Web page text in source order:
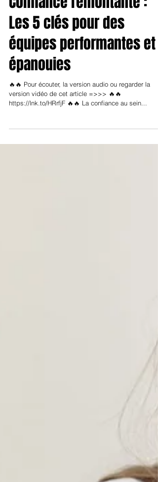
Confiance remontante :
Les 5 clés pour des
équipes performantes et
épanouies
🔥🔥 Pour écouter, la version audio ou regarder la